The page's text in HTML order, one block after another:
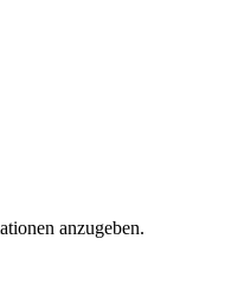
anzugeben.